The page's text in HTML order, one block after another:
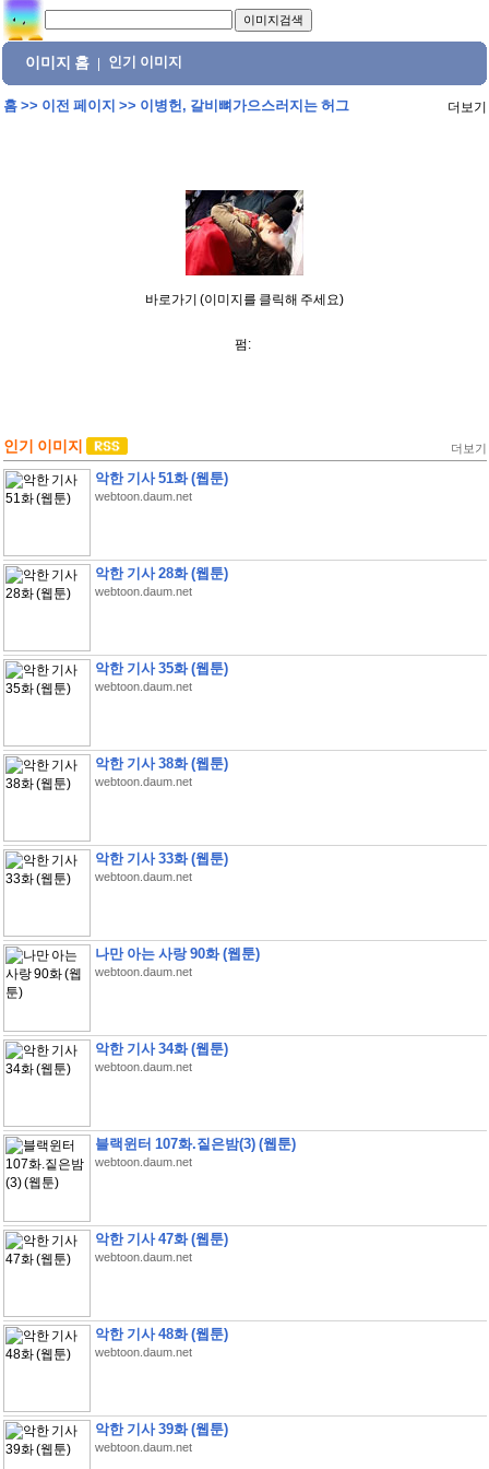
이미지 홈 인기 이미지
홈>> 이전 페이지 >> 이병헌, 갈비뼈가으스러지는 허그 더보기
바로가기 (이미지를 클릭해 주세요)
펌:
인기 이미지 더보기
악한 기사 51화 (웹툰)
webtoon.daum.net
악한 기사 28화 (웹툰)
webtoon.daum.net
악한 기사 35화 (웹툰)
webtoon.daum.net
악한 기사 38화 (웹툰)
webtoon.daum.net
악한 기사 33화 (웹툰)
webtoon.daum.net
나만 아는 사랑 90화 (웹툰)
webtoon.daum.net
악한 기사 34화 (웹툰)
webtoon.daum.net
블랙윈터 107화.짙은밤(3) (웹툰)
webtoon.daum.net
악한 기사 47화 (웹툰)
webtoon.daum.net
악한 기사 48화 (웹툰)
webtoon.daum.net
악한 기사 39화 (웹툰)
webtoon.daum.net